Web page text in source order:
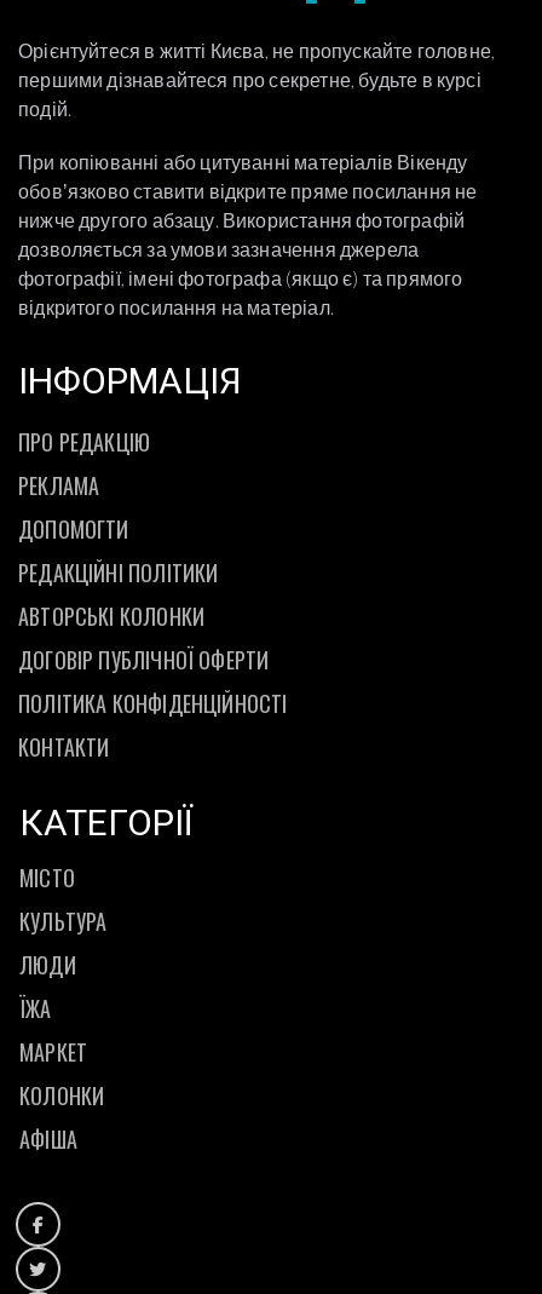
Орієнтуйтеся в житті Києва, не пропускайте головне,
першими дізнавайтеся про секретне, будьте в курсі
подій.
При копіюванні або цитуванні матеріалів Вікенду
обовʼязково ставити відкрите пряме посилання не
нижче другого абзацу. Використання фотографій
дозволяється за умови зазначення джерела
фотографії, імені фотографа (якщо є) та прямого
відкритого посилання на матеріал.
ІНФОРМАЦІЯ
ПРО РЕДАКЦІЮ
РЕКЛАМА
ДОПОМОГТИ
РЕДАКЦІЙНІ ПОЛІТИКИ
АВТОРСЬКІ КОЛОНКИ
ДОГОВІР ПУБЛІЧНОЇ ОФЕРТИ
ПОЛІТИКА КОНФІДЕНЦІЙНОСТІ
КОНТАКТИ
КАТЕГОРІЇ
МІСТО
КУЛЬТУРА
ЛЮДИ
ЇЖА
МАРКЕТ
КОЛОНКИ
АФІША